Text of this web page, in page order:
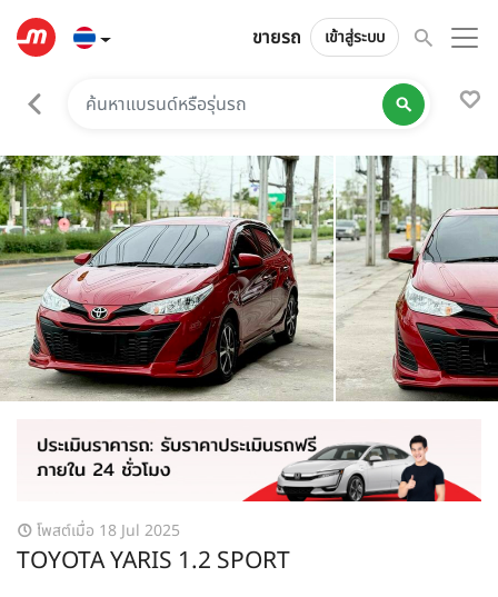
ขายรถ เข้าสู่ระบบ
โพสต์เมื่อ 18 Jul 2025
TOYOTA YARIS 1.2 SPORT